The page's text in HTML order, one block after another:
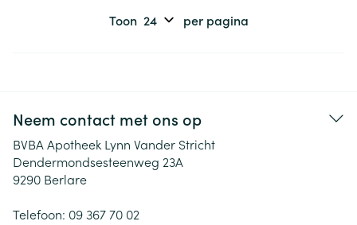
Toon per pagina
Neem contact met ons op
BVBA Apotheek Lynn Vander Stricht
Dendermondsesteenweg 23A
9290 Berlare
Telefoon: 09 367 70 02